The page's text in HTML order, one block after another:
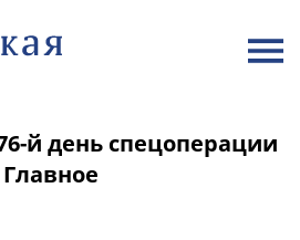
й день спецоперации